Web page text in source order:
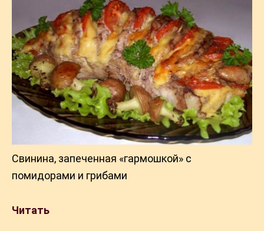
Свинина, запеченная «гармошкой» с
помидорами и грибами
Читать